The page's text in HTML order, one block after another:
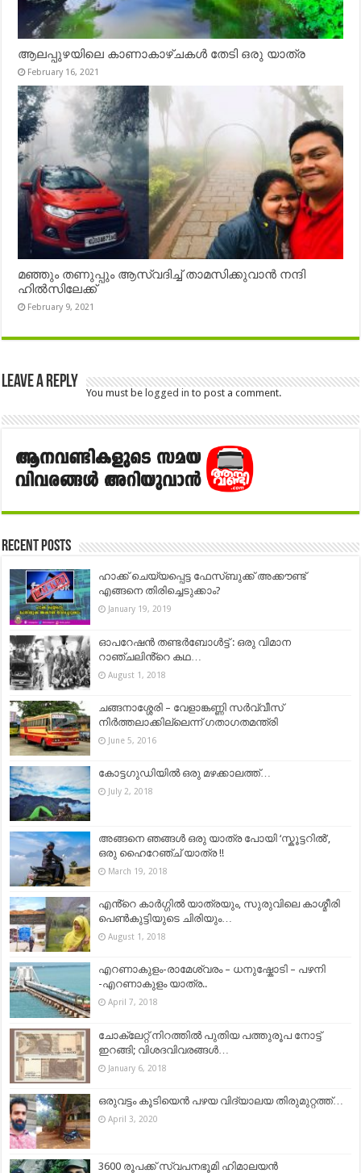
ആലപ്പുഴയിലെ കാണാകാഴ്ചകൾ തേടി ഒരു യാത്ര
February 16, 2021
മഞ്ഞും തണുപ്പും ആസ്വദിച്ച് താമസിക്കുവാൻ നന്ദി
ഹിൽസിലേക്ക്
February 9, 2021
Leave a Reply
You must be logged in to post a comment.
Recent Posts
ഹാക്ക് ചെയ്യപ്പെട്ട ഫേസ്ബുക്ക് അക്കൗണ്ട്
എങ്ങനെ തിരിച്ചെടുക്കാം?
January 19, 2019
ഓപറേഷൻ തണ്ടർബോൾട്ട് : ഒരു വിമാന
റാഞ്ചലിൻ്റെ കഥ…
August 1, 2018
ചങ്ങനാശ്ശേരി – വേളാങ്കണ്ണി സര്‍വ്വീസ്
നിര്‍ത്തലാക്കില്ലെന്ന് ഗതാഗതമന്ത്രി
June 5, 2016
കോട്ടഗുഡിയിൽ ഒരു മഴക്കാലത്ത്…
July 2, 2018
അങ്ങനെ ഞങ്ങൾ ഒരു യാത്ര പോയി ‘സ്കൂട്ടറിൽ’,
ഒരു ഹൈറേഞ്ച് യാത്ര !!
March 19, 2018
എൻ്റെ കാർഗ്ഗിൽ യാത്രയും, സുരുവിലെ കാശ്മീരി
പെൺകുട്ടിയുടെ ചിരിയും…
August 1, 2018
എറണാകുളം-രാമേശ്വരം – ധനുഷ്കോടി – പഴനി
-എറണാകുളം യാത്ര..
April 7, 2018
ചോക്ലേറ്റ് നിറത്തില്‍ പുതിയ പത്തുരൂപ നോട്ട്
ഇറങ്ങി; വിശദവിവരങ്ങള്‍…
January 6, 2018
ഒരുവട്ടം കൂടിയെന്‍ പഴയ വിദ്യാലയ തിരുമുറ്റത്ത്…
April 3, 2020
3600 രൂപക്ക് സ്വപനഭൂമി ഹിമാലയൻ